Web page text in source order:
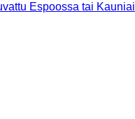
Espoossa tai